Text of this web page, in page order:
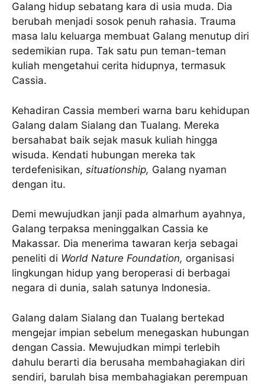
Galang hidup sebatang kara di usia muda. Dia
berubah menjadi sosok penuh rahasia. Trauma
masa lalu keluarga membuat Galang menutup diri
sedemikian rupa. Tak satu pun teman-teman
kuliah mengetahui cerita hidupnya, termasuk
Cassia.
Kehadiran Cassia memberi warna baru kehidupan
Galang dalam Sialang dan Tualang. Mereka
bersahabat baik sejak masuk kuliah hingga
wisuda. Kendati hubungan mereka tak
terdefenisikan, situationship, Galang nyaman
dengan itu.
Demi mewujudkan janji pada almarhum ayahnya,
Galang terpaksa meninggalkan Cassia ke
Makassar. Dia menerima tawaran kerja sebagai
peneliti di World Nature Foundation, organisasi
lingkungan hidup yang beroperasi di berbagai
negara di dunia, salah satunya Indonesia.
Galang dalam Sialang dan Tualang bertekad
mengejar impian sebelum menegaskan hubungan
dengan Cassia. Mewujudkan mimpi terlebih
dahulu berarti dia berusaha membahagiakan diri
sendiri, barulah bisa membahagiakan perempuan